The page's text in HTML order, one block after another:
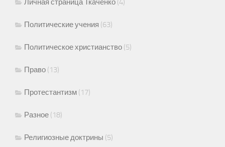
Личная страница Ткаченко (4)
Политические учения (63)
Политическое христианство (5)
Право (13)
Протестантизм (17)
Разное (18)
Религиозные доктрины (5)